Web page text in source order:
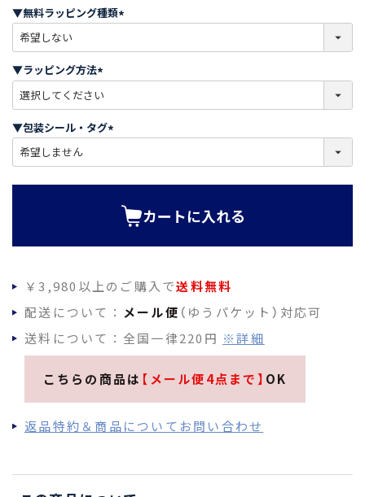
)
▼無料ラッピング種類
必
)
▼ラッピング方法
必
須
)
▼包装シール・タグ
必
カートに入れる
￥3,980以上のご購入で送料無料
配送について： メール便 （ゆうパケット）対応可
送料について：全国一律220円 ※詳細
こちらの商品は 【メール便4点まで】 OK
返品特約＆商品についてお問い合わせ